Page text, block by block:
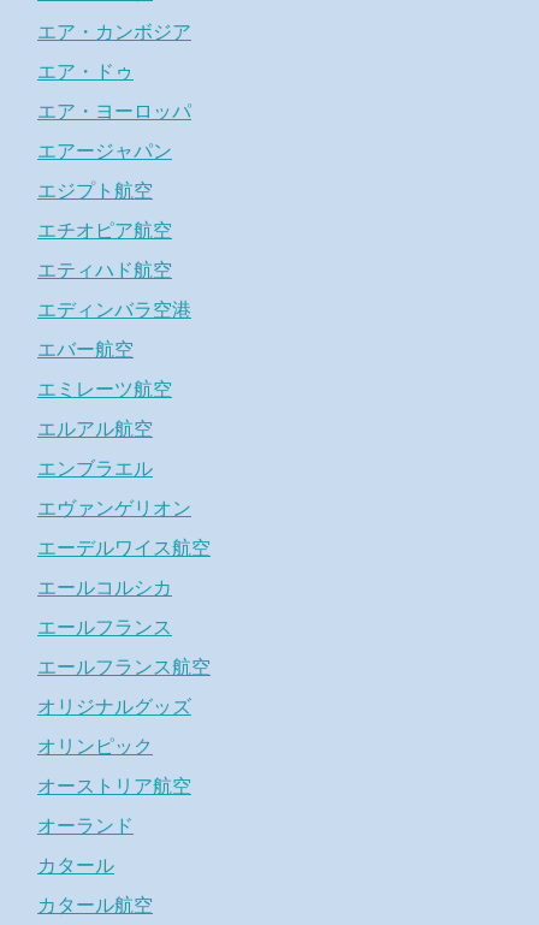
エア・カンボジア
エア・ドゥ
エア・ヨーロッパ
エアージャパン
エジプト航空
エチオピア航空
エティハド航空
エディンバラ空港
エバー航空
エミレーツ航空
エルアル航空
エンブラエル
エヴァンゲリオン
エーデルワイス航空
エールコルシカ
エールフランス
エールフランス航空
オリジナルグッズ
オリンピック
オーストリア航空
オーランド
カタール
カタール航空